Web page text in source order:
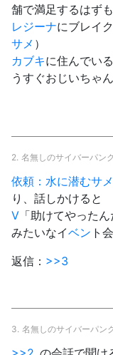
舗で満足するはず
レジーナにブレイ
サメ ）
カブキに住んでい
うすぐおじいちゃん
2. 名無しのサイバーパンク
依頼：水に潜むサメ
り、話しかけると
V 「助けてやった
みたいなイベン ト
返信： >>3
3. 名無しのサイバーパン